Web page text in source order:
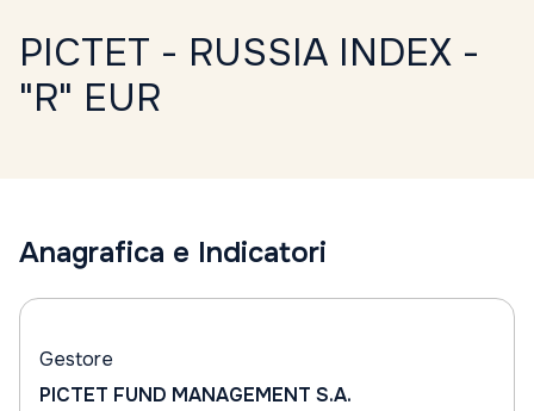
PICTET - RUSSIA INDEX -
"R" EUR
Anagrafica e Indicatori
Gestore
PICTET FUND MANAGEMENT S.A.